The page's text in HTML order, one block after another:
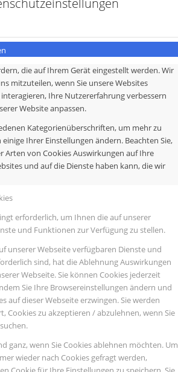
die auf Ihrem Gerät eingestellt werden. Wir
mitzuteilen, wenn Sie unsere Websites
Ihre Nutzererfahrung verbessern
Website anpassen.
Kategorienüberschriften, um mehr zu
Ihrer Einstellungen ändern. Beachten Sie,
Arten von Cookies Auswirkungen auf Ihre
und auf die Dienste haben kann, die wir
erforderlich, um Ihnen die auf unserer
und Funktionen zur Verfügung zu stellen.
unserer Webseite verfügbaren Dienste und
sind, hat die Ablehnung Auswirkungen
Webseite. Sie können Cookies jederzeit
Sie Ihre Browsereinstellungen ändern und
auf dieser Webseite erzwingen. Sie werden
Cookies zu akzeptieren / abzulehnen, wenn Sie
ganz, wenn Sie Cookies ablehnen möchten. Um
wieder nach Cookies gefragt werden,